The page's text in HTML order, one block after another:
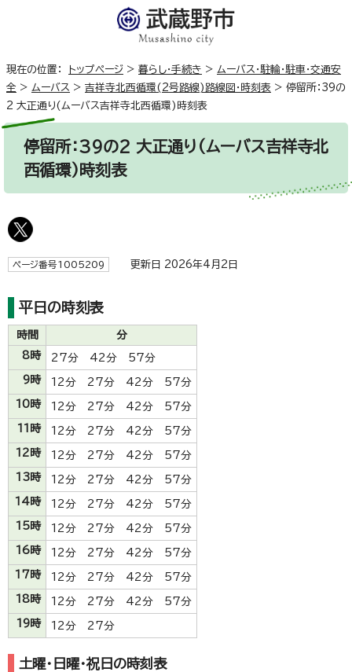
現在の位置： トップページ > 暮らし・手続き > ムーバス・駐輪・駐車・交通安
全 > ムーバス > 吉祥寺北西循環(2号路線)路線図・時刻表 > 停留所：39の
2 大正通り(ムーバス吉祥寺北西循環)時刻表
停留所：39の2 大正通り(ムーバス吉祥寺北
西循環)時刻表
ページ番号1005209 更新日 2026年4月2日
平日の時刻表
時間
分
8時
27分 42分 57分
9時
12分 27分 42分 57分
10時
12分 27分 42分 57分
11時
12分 27分 42分 57分
12時
12分 27分 42分 57分
13時
12分 27分 42分 57分
14時
12分 27分 42分 57分
15時
12分 27分 42分 57分
16時
12分 27分 42分 57分
17時
12分 27分 42分 57分
18時
12分 27分 42分 57分
19時
12分 27分
土曜・日曜・祝日の時刻表